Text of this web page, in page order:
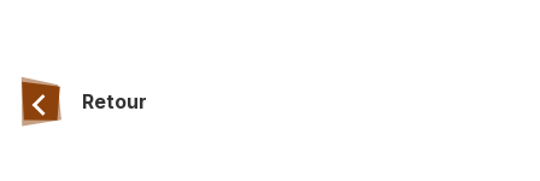
Retour